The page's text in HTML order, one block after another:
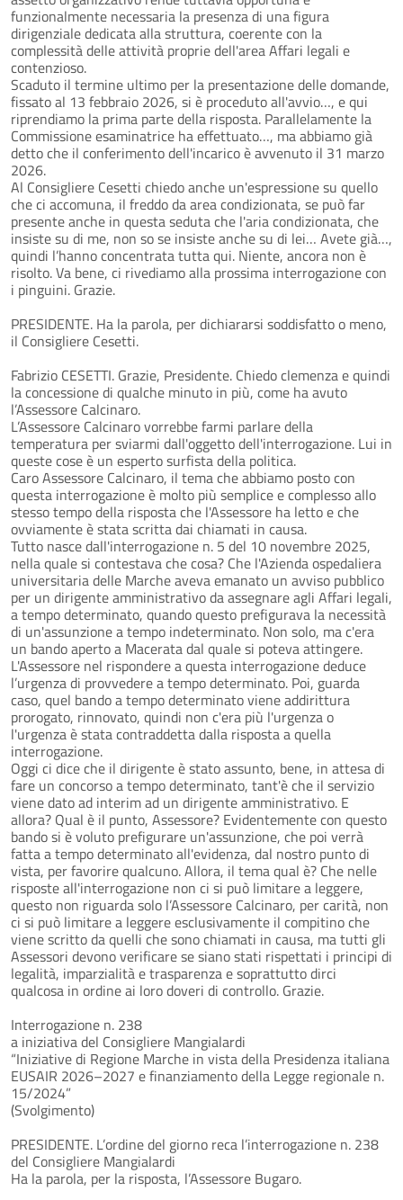
funzionalmente necessaria la presenza di una figura
dirigenziale dedicata alla struttura, coerente con la
complessità delle attività proprie dell'area Affari legali e
contenzioso.
Scaduto il termine ultimo per la presentazione delle domande,
fissato al 13 febbraio 2026, si è proceduto all'avvio…, e qui
riprendiamo la prima parte della risposta. Parallelamente la
Commissione esaminatrice ha effettuato…, ma abbiamo già
detto che il conferimento dell'incarico è avvenuto il 31 marzo
2026.
Al Consigliere Cesetti chiedo anche un'espressione su quello
che ci accomuna, il freddo da area condizionata, se può far
presente anche in questa seduta che l'aria condizionata, che
insiste su di me, non so se insiste anche su di lei… Avete già…,
quindi l’hanno concentrata tutta qui. Niente, ancora non è
risolto. Va bene, ci rivediamo alla prossima interrogazione con
i pinguini. Grazie.
PRESIDENTE. Ha la parola, per dichiararsi soddisfatto o meno,
il Consigliere Cesetti.
Fabrizio CESETTI. Grazie, Presidente. Chiedo clemenza e quindi
la concessione di qualche minuto in più, come ha avuto
l’Assessore Calcinaro.
L’Assessore Calcinaro vorrebbe farmi parlare della
temperatura per sviarmi dall'oggetto dell'interrogazione. Lui in
queste cose è un esperto surfista della politica.
Caro Assessore Calcinaro, il tema che abbiamo posto con
questa interrogazione è molto più semplice e complesso allo
stesso tempo della risposta che l'Assessore ha letto e che
ovviamente è stata scritta dai chiamati in causa.
Tutto nasce dall'interrogazione n. 5 del 10 novembre 2025,
nella quale si contestava che cosa? Che l'Azienda ospedaliera
universitaria delle Marche aveva emanato un avviso pubblico
per un dirigente amministrativo da assegnare agli Affari legali,
a tempo determinato, quando questo prefigurava la necessità
di un'assunzione a tempo indeterminato. Non solo, ma c'era
un bando aperto a Macerata dal quale si poteva attingere.
L'Assessore nel rispondere a questa interrogazione deduce
l’urgenza di provvedere a tempo determinato. Poi, guarda
caso, quel bando a tempo determinato viene addirittura
prorogato, rinnovato, quindi non c'era più l'urgenza o
l'urgenza è stata contraddetta dalla risposta a quella
interrogazione.
Oggi ci dice che il dirigente è stato assunto, bene, in attesa di
fare un concorso a tempo determinato, tant'è che il servizio
viene dato ad interim ad un dirigente amministrativo. E
allora? Qual è il punto, Assessore? Evidentemente con questo
bando si è voluto prefigurare un'assunzione, che poi verrà
fatta a tempo determinato all'evidenza, dal nostro punto di
vista, per favorire qualcuno. Allora, il tema qual è? Che nelle
risposte all'interrogazione non ci si può limitare a leggere,
questo non riguarda solo l’Assessore Calcinaro, per carità, non
ci si può limitare a leggere esclusivamente il compitino che
viene scritto da quelli che sono chiamati in causa, ma tutti gli
Assessori devono verificare se siano stati rispettati i principi di
legalità, imparzialità e trasparenza e soprattutto dirci
qualcosa in ordine ai loro doveri di controllo. Grazie.
Interrogazione n. 238
a iniziativa del Consigliere Mangialardi
“Iniziative di Regione Marche in vista della Presidenza italiana
EUSAIR 2026–2027 e finanziamento della Legge regionale n.
15/2024”
(Svolgimento)
PRESIDENTE. L’ordine del giorno reca l’interrogazione n. 238
del Consigliere Mangialardi
Ha la parola, per la risposta, l’Assessore Bugaro.